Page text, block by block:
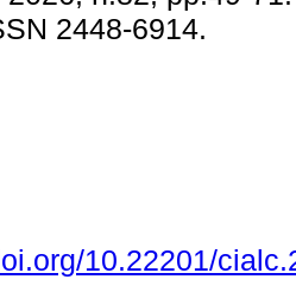
2448-6914.
10.22201/